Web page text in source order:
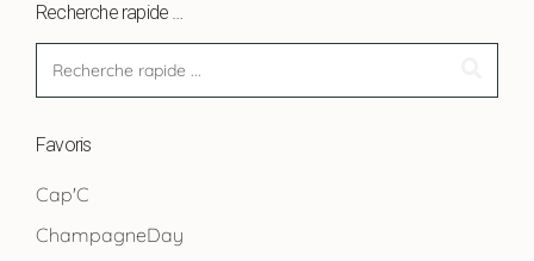
Recherche rapide …
Favoris
Cap'C
ChampagneDay